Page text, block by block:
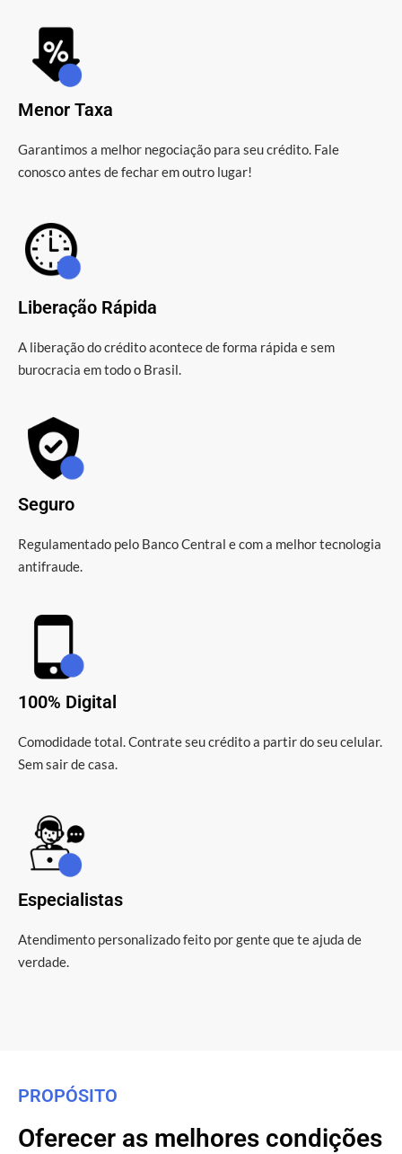
Menor Taxa
Garantimos a melhor negociação para seu crédito. Fale
conosco antes de fechar em outro lugar!
Liberação Rápida
A liberação do crédito acontece de forma rápida e sem
burocracia em todo o Brasil.
Seguro
Regulamentado pelo Banco Central e com a melhor tecnologia
antifraude.
100% Digital
Comodidade total. Contrate seu crédito a partir do seu celular.
Sem sair de casa.
Especialistas
Atendimento personalizado feito por gente que te ajuda de
verdade.
PROPÓSITO
Oferecer as melhores condições